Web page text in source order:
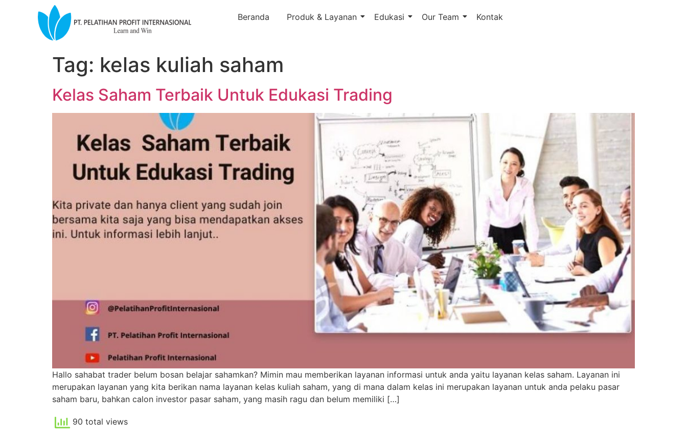
Beranda Produk & Layanan Edukasi Our Team Kontak
Tag: kelas kuliah saham
Kelas Saham Terbaik Untuk Edukasi Trading
Hallo sahabat trader belum bosan belajar sahamkan? Mimin mau memberikan layanan informasi untuk anda yaitu layanan kelas saham. Layanan ini
merupakan layanan yang kita berikan nama layanan kelas kuliah saham, yang di mana dalam kelas ini merupakan layanan untuk anda pelaku pasar
saham baru, bahkan calon investor pasar saham, yang masih ragu dan belum memiliki […]
90 total views